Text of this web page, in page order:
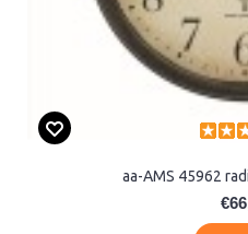
aa-AMS 45962